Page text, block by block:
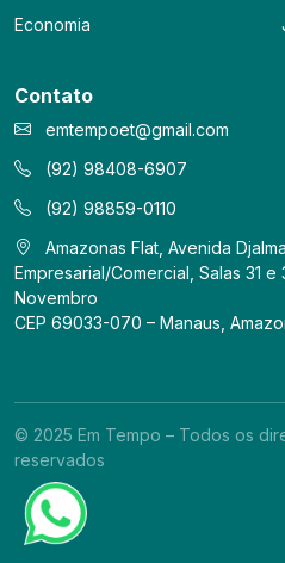
Economia
Contato
emtempoet@gmail.com
(92) 98408-6907
(92) 98859-0110
Amazonas Flat, Avenida
Empresarial/Comercial, Salas 31
Novembro
CEP 69033-070 – Manaus,
© 2025 Em Tempo – Todos os
reservados